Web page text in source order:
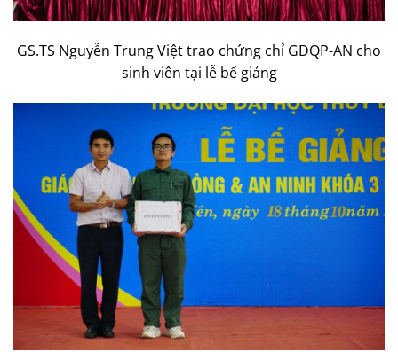
GS.TS Nguyễn Trung Việt trao chứng chỉ GDQP-AN cho
sinh viên tại lễ bế giảng